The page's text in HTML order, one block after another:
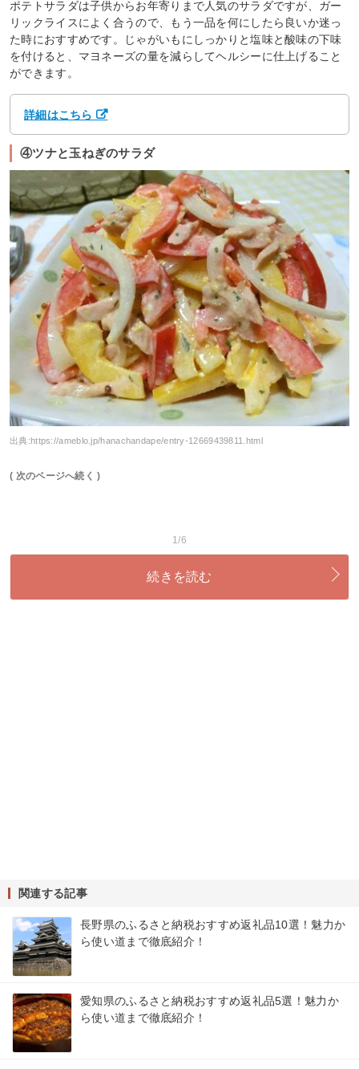
ポテトサラダは子供からお年寄りまで人気のサラダですが、ガー
リックライスによく合うので、もう一品を何にしたら良いか迷っ
た時におすすめです。じゃがいもにしっかりと塩味と酸味の下味
を付けると、マヨネーズの量を減らしてヘルシーに仕上げること
ができます。
詳細はこちら
④ツナと玉ねぎのサラダ
出典:https://ameblo.jp/hanachandape/entry-12669439811.html
( 次のページへ続く )
1/6
続きを読む
関連する記事
長野県のふるさと納税おすすめ返礼品10選！魅力か
ら使い道まで徹底紹介！
愛知県のふるさと納税おすすめ返礼品5選！魅力か
ら使い道まで徹底紹介！